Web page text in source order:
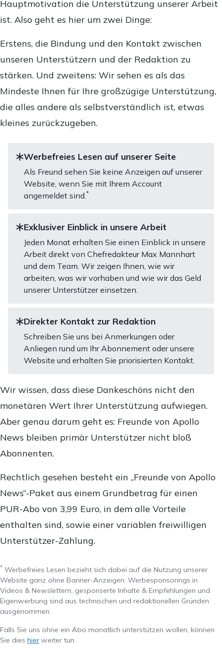
Hauptmotivation die Unterstützung unserer Arbeit
ist. Also geht es hier um zwei Dinge:
Erstens, die Bindung und den Kontakt zwischen
unseren Unterstützern und der Redaktion zu
stärken. Und zweitens: Wir sehen es als das
Mindeste Ihnen für Ihre großzügige Unterstützung,
die alles andere als selbstverständlich ist, etwas
kleines zurückzugeben.
Werbefreies Lesen auf unserer Seite
Als Freund sehen Sie keine Anzeigen auf unserer
Website, wenn Sie mit Ihrem Account
angemeldet sind.*
Exklusiver Einblick in unsere Arbeit
Jeden Monat erhalten Sie einen Einblick in unsere
Arbeit direkt von Chefredakteur Max Mannhart
und dem Team. Wir zeigen Ihnen, wie wir
arbeiten, was wir vorhaben und wie wir das Geld
unserer Unterstützer einsetzen.
Direkter Kontakt zur Redaktion
Schreiben Sie uns bei Anmerkungen oder
Anliegen rund um Ihr Abonnement oder unsere
Website und erhalten Sie priorisierten Kontakt.
Wir wissen, dass diese Dankeschöns nicht den
monetären Wert Ihrer Unterstützung aufwiegen.
Aber genau darum geht es: Freunde von Apollo
News bleiben primär Unterstützer nicht bloß
Abonnenten.
Rechtlich gesehen besteht ein „Freunde von Apollo
News“-Paket aus einem Grundbetrag für einen
PUR-Abo von 3,99 Euro, in dem alle Vorteile
enthalten sind, sowie einer variablen freiwilligen
Unterstützer-Zahlung.
* Werbefreies Lesen bezieht sich dabei auf die Nutzung unserer
Website ganz ohne Banner-Anzeigen. Werbesponsorings in
Videos & Newslettern, gesponserte Inhalte & Empfehlungen und
Eigenwerbung sind aus technischen und redaktionellen Gründen
ausgenommen.
Falls Sie uns ohne ein Abo monatlich unterstützen wollen, können
Sie dies hier weiter tun.